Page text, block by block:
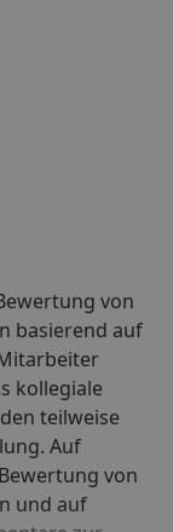
von
basierend auf
kollegiale
teilweise
Auf
von
und auf